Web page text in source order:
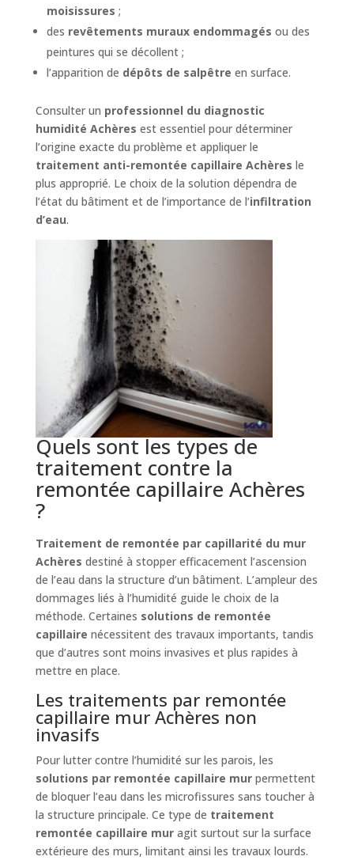
moisissures ;
des revêtements muraux endommagés ou des
peintures qui se décollent ;
l’apparition de dépôts de salpêtre en surface.
Consulter un professionnel du diagnostic
humidité Achères est essentiel pour déterminer
l’origine exacte du problème et appliquer le
traitement anti-remontée capillaire Achères le
plus approprié. Le choix de la solution dépendra de
l’état du bâtiment et de l’importance de l’infiltration
d’eau.
Quels sont les types de
traitement contre la
remontée capillaire Achères
?
Traitement de remontée par capillarité du mur
Achères destiné à stopper efficacement l’ascension
de l’eau dans la structure d’un bâtiment. L’ampleur des
dommages liés à l’humidité guide le choix de la
méthode. Certaines solutions de remontée
capillaire nécessitent des travaux importants, tandis
que d’autres sont moins invasives et plus rapides à
mettre en place.
Les traitements par remontée
capillaire mur Achères non
invasifs
Pour lutter contre l’humidité sur les parois, les
solutions par remontée capillaire murpermettent
de bloquer l’eau dans les microfissures sans toucher à
la structure principale. Ce type de traitement
remontée capillaire muragit surtout sur la surface
extérieure des murs, limitant ainsi les travaux lourds.